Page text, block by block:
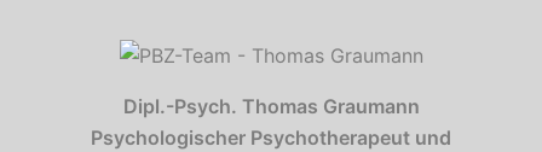
Dipl.-Psych. Thomas Graumann
Psychologischer Psychotherapeut und